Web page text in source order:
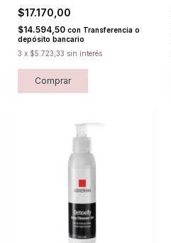
$17.170,00
$14.594,50 con Transferencia o
depósito bancario
3 x $5.723,33 sin interés
Comprar